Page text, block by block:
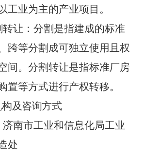
工业为主的产业项目。
转让：分割是指建成的标准
跨等分割成可独立使用且权
间。分割转让是指标准厂房
置等方式进行产权转移。
及咨询方式
南市工业和信息化局工业
处